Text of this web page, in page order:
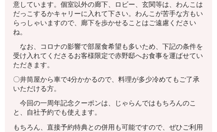
意しています。個室以外の廊下、ロビー、玄関等は、わんこは
だっこするかキャリーに入れて下さい。わんこが苦手な方もい
らっしゃいますので、廊下を歩かせることはご遠慮ください
ね。
なお、コロナの影響で部屋食希望も多いため、下記の条件を
受け入れてくださるお客様限定で赤野邸へお食事を運ばせてい
ただきます。
〇井筒屋から車で4分かかるので、料理が多少冷めてもご了承
いただける方。
今回の一周年記念クーポンは、じゃらんではもちろんのこ
と、自社予約でも使えます。
もちろん、直接予約特典との併用も可能ですので、ぜひご利用